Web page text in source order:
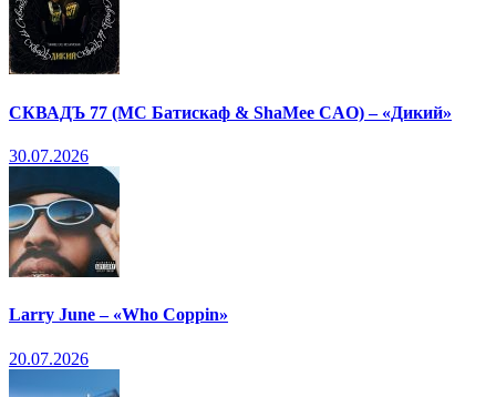
СКВАДЪ 77 (МС Батискаф & ShaMee CAO) – «Дикий»
30.07.2026
Larry June – «Who Coppin»
20.07.2026